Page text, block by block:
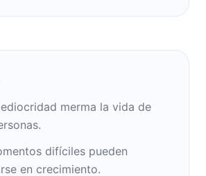
merma la vida de
difíciles pueden
en crecimiento.